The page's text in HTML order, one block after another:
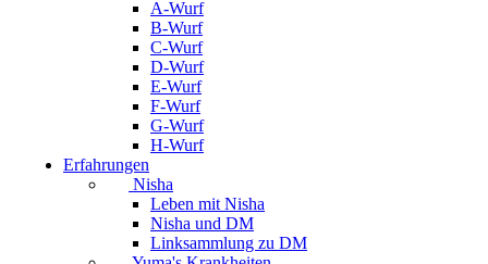
A-Wurf
B-Wurf
C-Wurf
D-Wurf
E-Wurf
F-Wurf
G-Wurf
H-Wurf
Erfahrungen
Nisha
Leben mit Nisha
Nisha und DM
Linksammlung zu DM